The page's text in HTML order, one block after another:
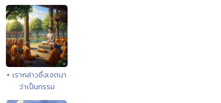
• เรากล่าวซึ่งเจตนา
ว่าเป็นกรรม